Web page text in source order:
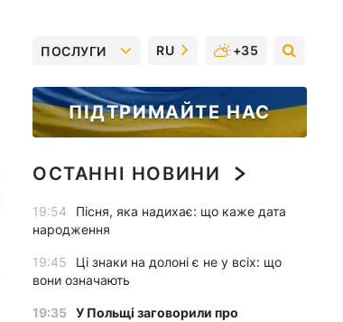
ПОСЛУГИ RU +35
ПІДТРИМАЙТЕ НАС
ОСТАННІ НОВИНИ
19:54
Пісня, яка надихає: що каже дата
народження
19:45
Ці знаки на долоні є не у всіх: що
вони означають
19:35 У Польщі заговорили про